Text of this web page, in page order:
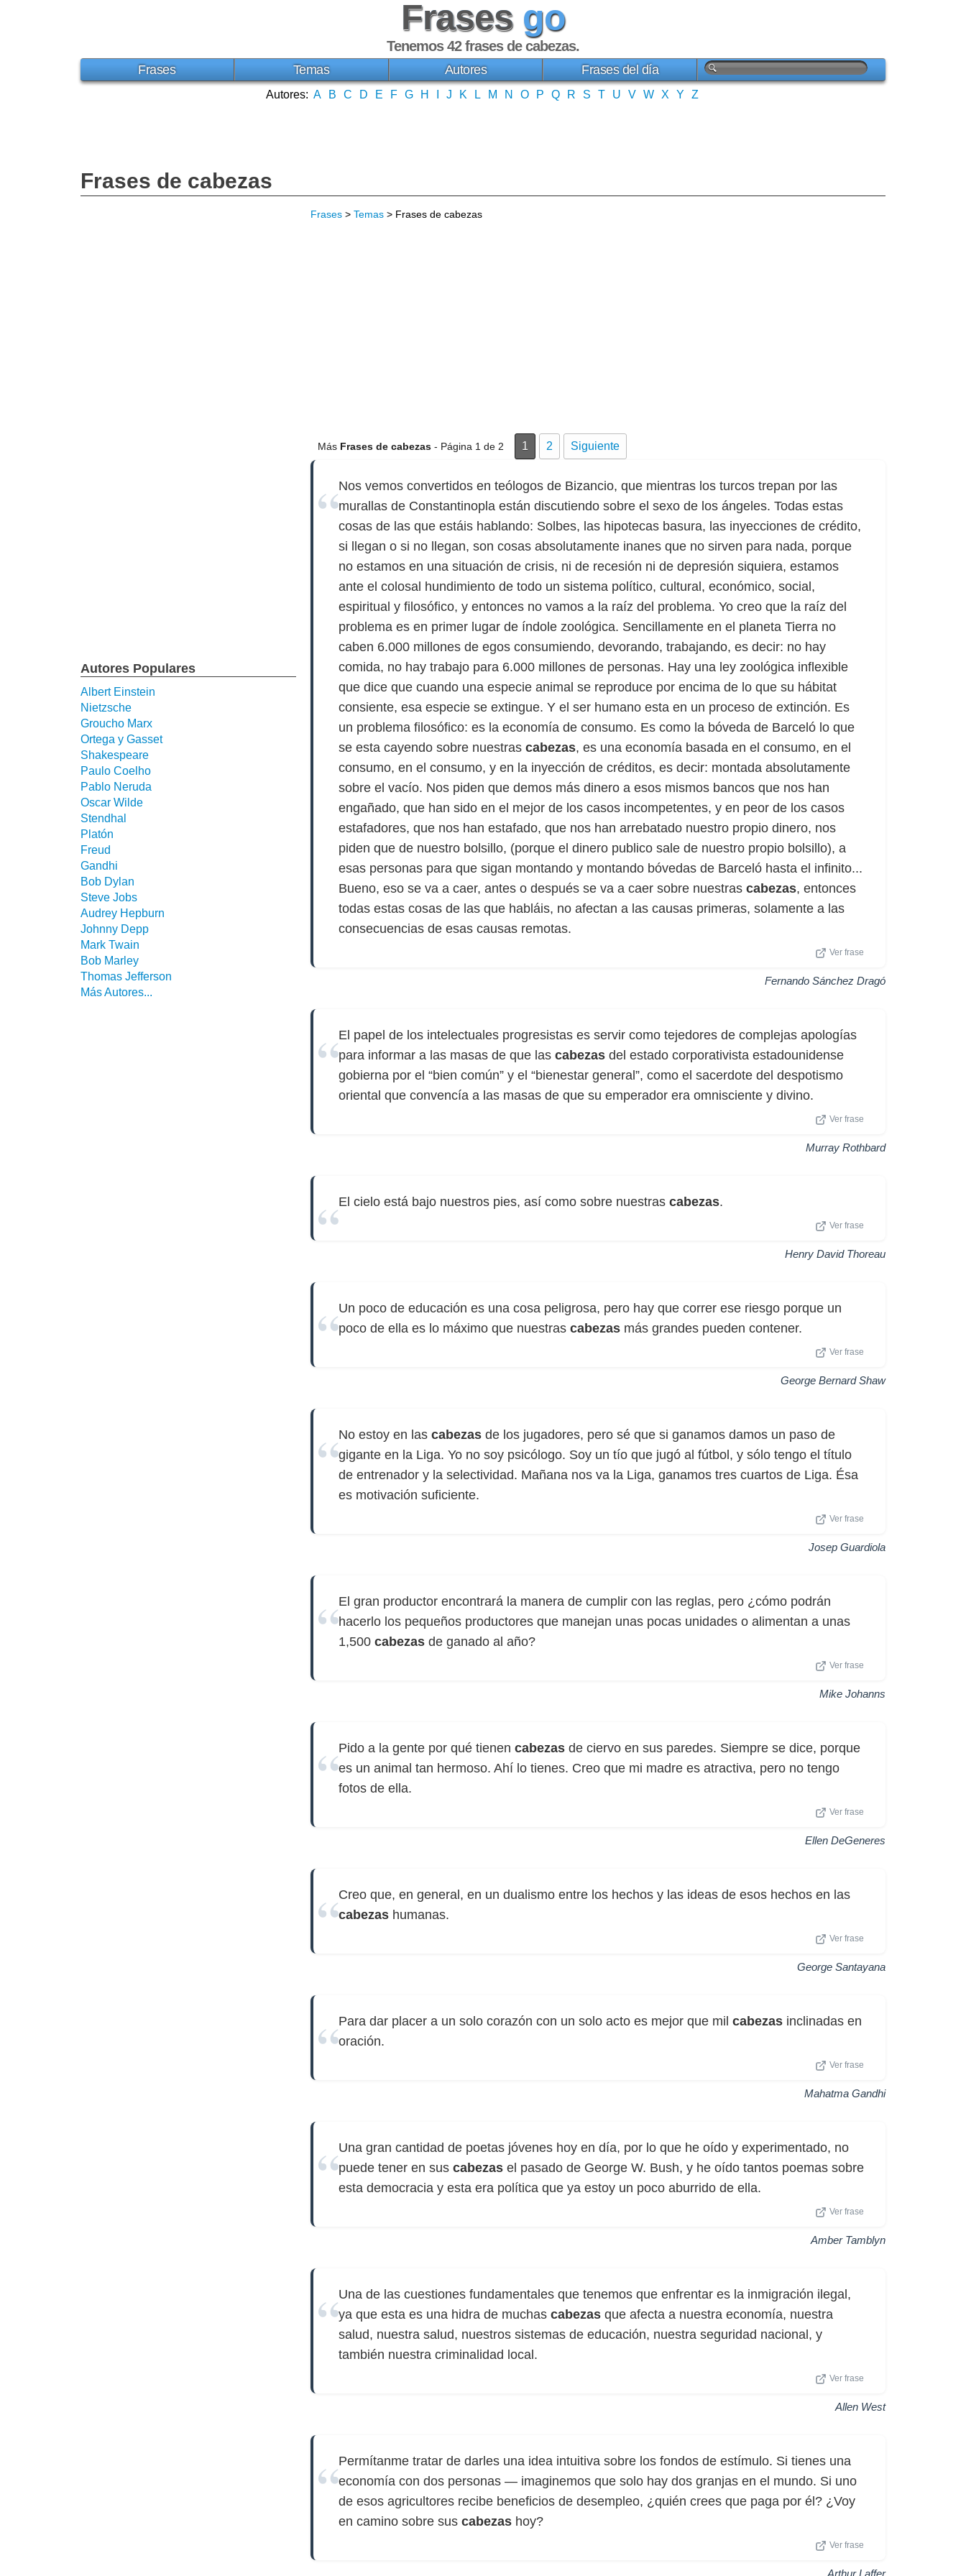
Frases go
Tenemos 42frases de cabezas.
Frases Temas Autores Frases del día
Autores: A B C D E F G H J K L M N O P Q R S T U V W X Y Z
Frases de cabezas
Frases > Temas > Frases de cabezas
Más Frases de cabezas - Página 1 de 2 1 2 Siguiente
Nos vemos convertidos en teólogos de Bizancio, que mientras los turcos trepan por las
murallas de Constantinopla están discutiendo sobre el sexo de los ángeles. Todas estas
cosas de las que estáis hablando: Solbes, las hipotecas basura, las inyecciones de crédito,
si llegan o si no llegan, son cosas absolutamente inanes que no sirven para nada, porque
no estamos en una situación de crisis, ni de recesión ni de depresión siquiera, estamos
ante el colosal hundimiento de todo un sistema político, cultural, económico, social,
espiritual y filosófico, y entonces no vamos a la raíz del problema. Yo creo que la raíz del
problema es en primer lugar de índole zoológica. Sencillamente en el planeta Tierra no
caben 6.000 millones de egos consumiendo, devorando, trabajando, es decir: no hay
comida, no hay trabajo para 6.000 millones de personas. Hay una ley zoológica inflexible
que dice que cuando una especie animal se reproduce por encima de lo que su hábitat
consiente, esa especie se extingue. Y el ser humano esta en un proceso de extinción. Es
un problema filosófico: es la economía de consumo. Es como la bóveda de Barceló lo que
se esta cayendo sobre nuestras cabezas, es una economía basada en el consumo, en el
consumo, en el consumo, y en la inyección de créditos, es decir: montada absolutamente
sobre el vacío. Nos piden que demos más dinero a esos mismos bancos que nos han
engañado, que han sido en el mejor de los casos incompetentes, y en peor de los casos
estafadores, que nos han estafado, que nos han arrebatado nuestro propio dinero, nos
piden que de nuestro bolsillo, (porque el dinero publico sale de nuestro propio bolsillo), a
esas personas para que sigan montando y montando bóvedas de Barceló hasta el infinito...
Bueno, eso se va a caer, antes o después se va a caer sobre nuestras cabezas, entonces
todas estas cosas de las que habláis, no afectan a las causas primeras, solamente a las
consecuencias de esas causas remotas.
Ver frase
Fernando Sánchez Dragó
El papel de los intelectuales progresistas es servir como tejedores de complejas apologías
para informar a las masas de que las cabezas del estado corporativista estadounidense
gobierna por el “bien común” y el “bienestar general”, como el sacerdote del despotismo
oriental que convencía a las masas de que su emperador era omnisciente y divino.
Ver frase
Murray Rothbard
El cielo está bajo nuestros pies, así como sobre nuestras cabezas.
Ver frase
Henry David Thoreau
Un poco de educación es una cosa peligrosa, pero hay que correr ese riesgo porque un
poco de ella es lo máximo que nuestras cabezas más grandes pueden contener.
Ver frase
George Bernard Shaw
No estoy en las cabezas de los jugadores, pero sé que si ganamos damos un paso de
gigante en la Liga. Yo no soy psicólogo. Soy un tío que jugó al fútbol, y sólo tengo el título
de entrenador y la selectividad. Mañana nos va la Liga, ganamos tres cuartos de Liga. Ésa
es motivación suficiente.
Ver frase
Josep Guardiola
El gran productor encontrará la manera de cumplir con las reglas, pero ¿cómo podrán
hacerlo los pequeños productores que manejan unas pocas unidades o alimentan a unas
1,500 cabezas de ganado al año?
Ver frase
Mike Johanns
Pido a la gente por qué tienen cabezas de ciervo en sus paredes. Siempre se dice, porque
es un animal tan hermoso. Ahí lo tienes. Creo que mi madre es atractiva, pero no tengo
fotos de ella.
Ver frase
Ellen DeGeneres
Creo que, en general, en un dualismo entre los hechos y las ideas de esos hechos en las
cabezas humanas.
Ver frase
George Santayana
Para dar placer a un solo corazón con un solo acto es mejor que mil cabezas inclinadas en
oración.
Ver frase
Mahatma Gandhi
Una gran cantidad de poetas jóvenes hoy en día, por lo que he oído y experimentado, no
puede tener en sus cabezas el pasado de George W. Bush, y he oído tantos poemas sobre
esta democracia y esta era política que ya estoy un poco aburrido de ella.
Ver frase
Amber Tamblyn
Una de las cuestiones fundamentales que tenemos que enfrentar es la inmigración ilegal,
ya que esta es una hidra de muchas cabezas que afecta a nuestra economía, nuestra
salud, nuestra salud, nuestros sistemas de educación, nuestra seguridad nacional, y
también nuestra criminalidad local.
Ver frase
Allen West
Permítanme tratar de darles una idea intuitiva sobre los fondos de estímulo. Si tienes una
economía con dos personas — imaginemos que solo hay dos granjas en el mundo. Si uno
de esos agricultores recibe beneficios de desempleo, ¿quién crees que paga por él? ¿Voy
en camino sobre sus cabezas hoy?
Ver frase
Arthur Laffer
Autores Populares
Albert Einstein
Nietzsche
Groucho Marx
Ortega y Gasset
Shakespeare
Paulo Coelho
Pablo Neruda
Oscar Wilde
Stendhal
Platón
Freud
Gandhi
Bob Dylan
Steve Jobs
Audrey Hepburn
Johnny Depp
Mark Twain
Bob Marley
Thomas Jefferson
Más Autores...